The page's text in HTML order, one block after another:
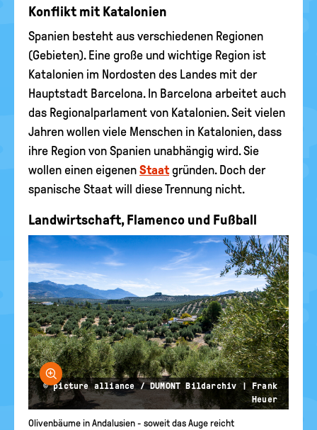
Konflikt mit Katalonien
Spanien besteht aus verschiedenen Regionen
(Gebieten). Eine große und wichtige Region ist
Katalonien im Nordosten des Landes mit der
Hauptstadt Barcelona. In Barcelona arbeitet auch
das Regionalparlament von Katalonien. Seit vielen
Jahren wollen viele Menschen in Katalonien, dass
ihre Region von Spanien unabhängig wird. Sie
wollen einen eigenen Staatgründen. Doch der
spanische Staat will diese Trennung nicht.
Landwirtschaft, Flamenco und Fußball
Bild vergrößern
© picture alliance / DUMONT Bildarchiv | Frank
Heuer
Olivenbäume in Andalusien - soweit das Auge reicht